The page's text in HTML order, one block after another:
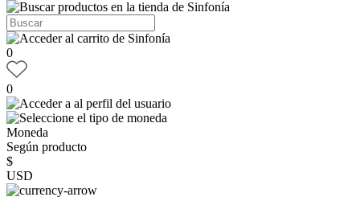
0
0
Moneda
Según producto
$
USD